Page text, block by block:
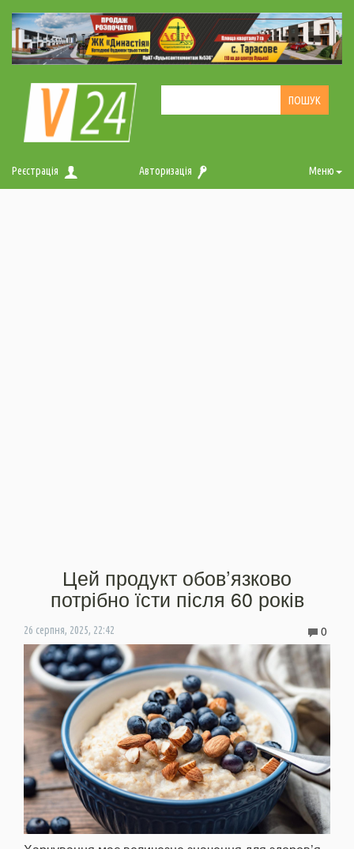
Реєстрація Авторизація Меню
Цей продукт обов’язково
потрібно їсти після 60 років
26 серпня, 2025, 22:42 0